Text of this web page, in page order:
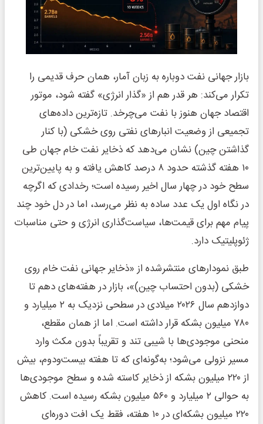
بازار جهانی نفت دوباره به زبان آمار، همان حرف قدیمی را
تکرار می‌کند: هر قدر هم از «گذار انرژی» گفته شود، موتور
اقتصاد جهان هنوز با نفت می‌چرخد. تازه‌ترین داده‌های
تجمیعی از وضعیت انبارهای نفتی روی خشکی (با کنار
گذاشتن چین) نشان می‌دهد که ذخایر نفت خام جهان طی
۱۰ هفته گذشته حدود ۸ درصد کاهش یافته و به پایین‌ترین
سطح خود در چهار سال اخیر رسیده است؛ رخدادی که اگرچه
در نگاه اول یک عدد ساده به نظر می‌رسد، اما در دل خود چند
پیام مهم برای قیمت‌ها، سیاست‌گذاری انرژی و حتی مناسبات
ژئوپلیتیک دارد.
طبق نمودارهای منتشرشده از «ذخایر جهانی نفت خام روی
خشکی (بدون احتساب چین)»، بازار در هفته‌های دهم تا
دوازدهم سال ۲۰۲۶ میلادی در سطحی نزدیک به ۲ میلیارد و
۷۸۰ میلیون بشکه قرار داشته است. اما از همان مقطع،
منحنی موجودی‌ها با شیبی تند و تقریباً بدون مکث وارد
مسیر نزولی می‌شود؛ به‌گونه‌ای که تا هفته بیست‌ودوم، بیش
از ۲۲۰ میلیون بشکه از ذخایر کاسته شده و سطح موجودی‌ها
به حوالی ۲ میلیارد و ۵۶۰ میلیون بشکه رسیده است. کاهش
۲۲۰ میلیون بشکه‌ای در ۱۰ هفته، فقط یک افت دوره‌ای